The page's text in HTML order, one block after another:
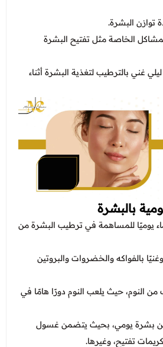
توازن البشرة.
الخاصة مثل تفتيح البشرة
غني بالترطيب لتغذية البشرة أثناء
بالبشرة
يوميًا للمساهمة في ترطيب البشرة من
بالفواكه والخضروات والبروتين
حيث يلعب النوم دورًا هامًا في
بشرة يومي، بحيث يتضمن غسول
تفتيح، وغيرها.